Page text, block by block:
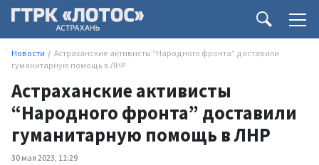
Новости
Астраханские активисты “Народного фронта” доставили
гуманитарную помощь в ЛНР
Астраханские активисты
“Народного фронта” доставили
гуманитарную помощь в ЛНР
30 мая 2023, 11:29